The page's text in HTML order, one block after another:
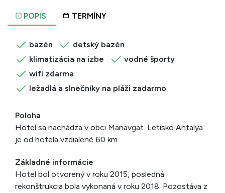
POPIS TERMÍNY
bazén
detský bazén
klimatizácia na izbe
vodné športy
wifi zdarma
ležadlá a slnečníky na pláži zadarmo
Poloha
Hotel sa nachádza v obci Manavgat. Letisko Antalya
je od hotela vzdialené 60 km.
Základné informácie
Hotel bol otvorený v roku 2015, posledná
rekonštrukcia bola vykonaná v roku 2018. Pozostáva z